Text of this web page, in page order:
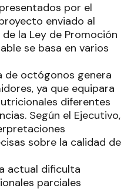
por el
enviado al
la Ley de Promoción
se basa en varios
de octógonos genera
ya que equipara
diferentes
Según el Ejecutivo,
sobre la calidad de
actual dificulta
parciales